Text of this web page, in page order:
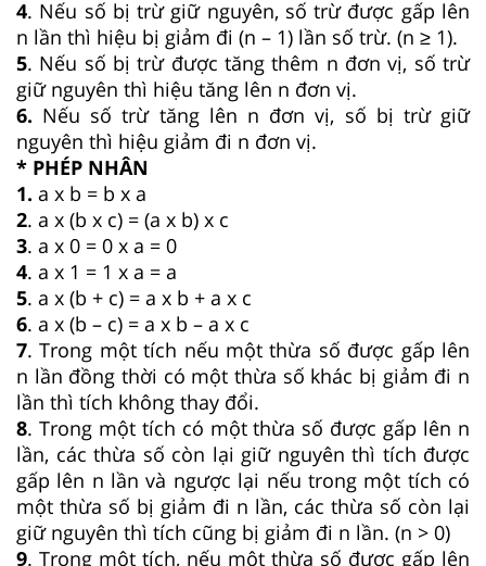
4. Nếu số bị trừ giữ nguyên, số trừ được gấp lên
n lần thì hiệu bị giảm đi (n – 1) lần số trừ. (n ≥ 1).
5. Nếu số bị trừ được tăng thêm n đơn vị, số trừ
giữ nguyên thì hiệu tăng lên n đơn vị.
6. Nếu số trừ tăng lên n đơn vị, số bị trừ giữ
nguyên thì hiệu giảm đi n đơn vị.
* PHÉP NHÂN
1. a x b = b x a
2. a x (b x c) = (a x b) x c
3. a x 0 = 0 x a = 0
4. a x 1 = 1 x a = a
5. a x (b + c) = a x b + a x c
6. a x (b – c) = a x b – a x c
7. Trong một tích nếu một thừa số được gấp lên
n lần đồng thời có một thừa số khác bị giảm đi n
lần thì tích không thay đổi.
8. Trong một tích có một thừa số được gấp lên n
lần, các thừa số còn lại giữ nguyên thì tích được
gấp lên n lần và ngược lại nếu trong một tích có
một thừa số bị giảm đi n lần, các thừa số còn lại
giữ nguyên thì tích cũng bị giảm đi n lần. (n > 0)
9. Trong một tích, nếu một thừa số được gấp lên